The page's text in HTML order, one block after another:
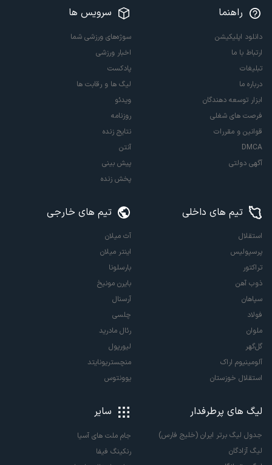
راهنما
دانلود اپلیکیشن
ارتباط با ما
تبلیغات
درباره ما
ابزار توسعه دهندگان
فرصت های شغلی
قوانین و مقررات
DMCA
آگهی دولتی
سرویس ها
سوژه‌های ورزشی شما
اخبار ورزشی
پادکست
لیگ ها و رقابت ها
ویدئو
روزنامه
نتایج زنده
آنتن
پیش بینی
پخش زنده
تیم های داخلی
استقلال
پرسپولیس
تراکتور
ذوب آهن
سپاهان
فولاد
ملوان
گل‌گهر
آلومینیوم اراک
استقلال خوزستان
تیم های خارجی
آث میلان
اینتر میلان
بارسلونا
بایرن مونیخ
آرسنال
چلسی
رئال مادرید
لیورپول
منچستریونایتد
یوونتوس
لیگ های پرطرفدار
جدول لیگ برتر ایران (خلیج فارس)
لیگ آزادگان
سایر
جام ملت های آسیا
رنکینگ فیفا